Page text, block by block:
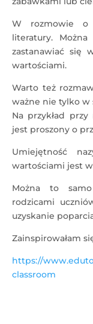
W rozmowie o
literatury.
zastanawiać się
wartościami.
Warto też
ważne nie tylko w
Na przykład
jest proszony o
Umiejętność
wartościami jest
Można to
rodzicami
uzyskanie
Zainspirowałam
https://
classroom